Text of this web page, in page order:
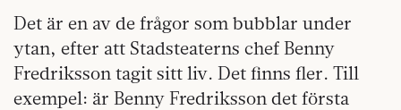
Det är en av de frågor som bubblar under
ytan, efter att Stadsteaterns chef Benny
Fredriksson tagit sitt liv. Det finns fler. Till
exempel: är Benny Fredriksson det första